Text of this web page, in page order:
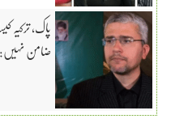
پاک، ترکیہ
ضامن نہیں: